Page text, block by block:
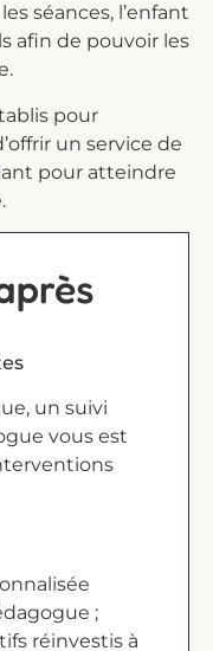
séances, l’enfant
afin de pouvoir les
pour
un service de
pour atteindre
un suivi
vous est
;
réinvestis à